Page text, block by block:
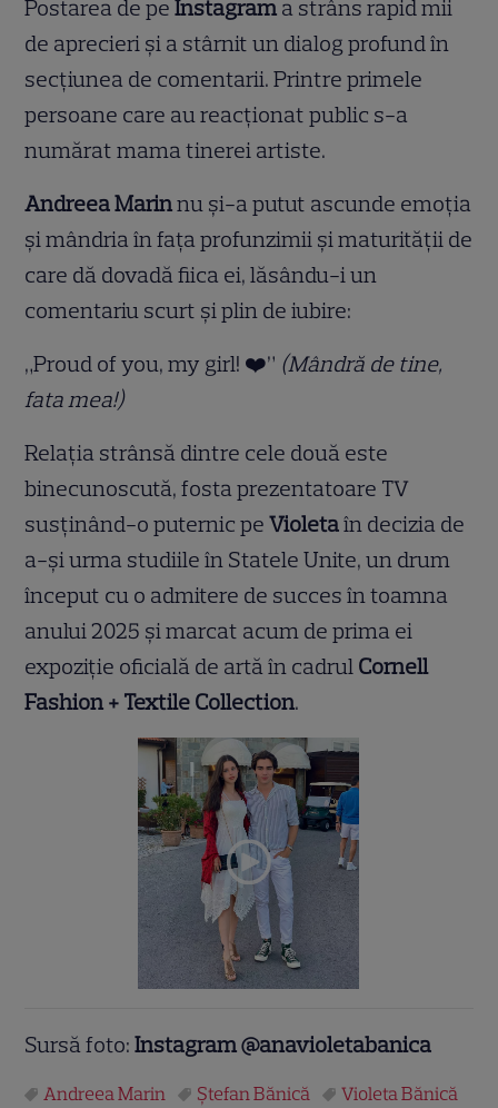
Postarea de peInstagram a strâns rapid mii
de aprecieri și a stârnit un dialog profund în
secțiunea de comentarii. Printre primele
persoane care au reacționat public s-a
numărat mama tinerei artiste.
Andreea Marinnu și-a putut ascunde emoția
și mândria în fața profunzimii și maturității de
care dă dovadă fiica ei, lăsându-i un
comentariu scurt și plin de iubire:
„Proud of you, my girl! ❤️” (Mândră de tine,
fata mea!)
Relația strânsă dintre cele două este
binecunoscută, fosta prezentatoare TV
susținând-o puternic peVioletaîn decizia de
a-și urma studiile în Statele Unite, un drum
început cu o admitere de succes în toamna
anului 2025 și marcat acum de prima ei
expoziție oficială de artă în cadrul Cornell
Fashion + Textile Collection.
Sursă foto:Instagram @anavioletabanica
Andreea Marin Ștefan Bănică Violeta Bănică